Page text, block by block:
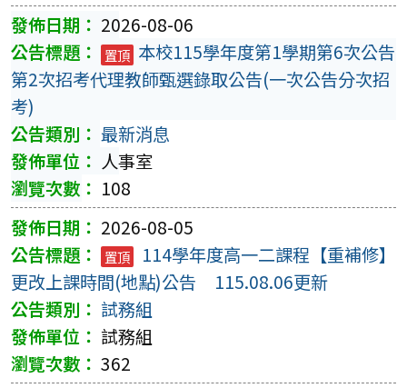
2026-08-06
置頂 本校115學年度第1學期第6次公告
第2次招考代理教師甄選錄取公告(一次公告分次招
考)
最新消息
人事室
108
2026-08-05
置頂
114學年度高一二課程【重補修】
更改上課時間(地點)公告 115.08.06更新
試務組
試務組
362